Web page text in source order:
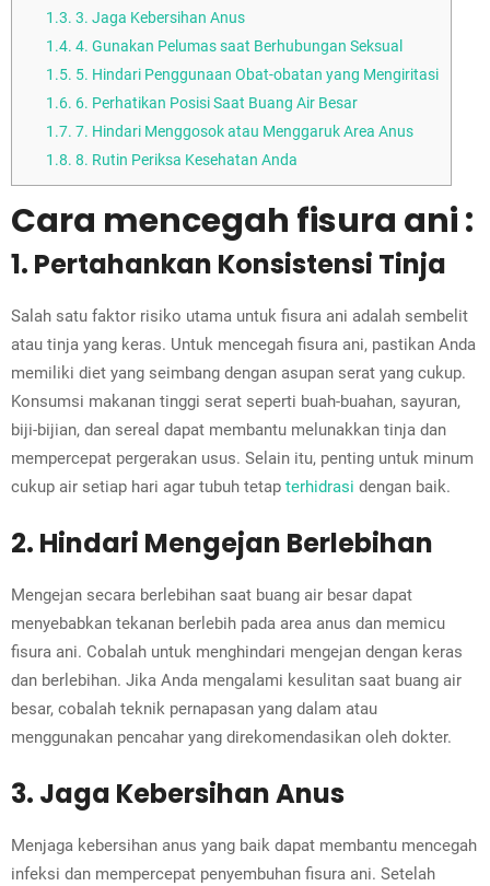
1.3. 3. Jaga Kebersihan Anus
1.4. 4. Gunakan Pelumas saat Berhubungan Seksual
1.5. 5. Hindari Penggunaan Obat-obatan yang Mengiritasi
1.6. 6. Perhatikan Posisi Saat Buang Air Besar
1.7. 7. Hindari Menggosok atau Menggaruk Area Anus
1.8. 8. Rutin Periksa Kesehatan Anda
Cara mencegah fisura ani :
1. Pertahankan Konsistensi Tinja
Salah satu faktor risiko utama untuk fisura ani adalah sembelit
atau tinja yang keras. Untuk mencegah fisura ani, pastikan Anda
memiliki diet yang seimbang dengan asupan serat yang cukup.
Konsumsi makanan tinggi serat seperti buah-buahan, sayuran,
biji-bijian, dan sereal dapat membantu melunakkan tinja dan
mempercepat pergerakan usus. Selain itu, penting untuk minum
cukup air setiap hari agar tubuh tetap terhidrasi dengan baik.
2. Hindari Mengejan Berlebihan
Mengejan secara berlebihan saat buang air besar dapat
menyebabkan tekanan berlebih pada area anus dan memicu
fisura ani. Cobalah untuk menghindari mengejan dengan keras
dan berlebihan. Jika Anda mengalami kesulitan saat buang air
besar, cobalah teknik pernapasan yang dalam atau
menggunakan pencahar yang direkomendasikan oleh dokter.
3. Jaga Kebersihan Anus
Menjaga kebersihan anus yang baik dapat membantu mencegah
infeksi dan mempercepat penyembuhan fisura ani. Setelah